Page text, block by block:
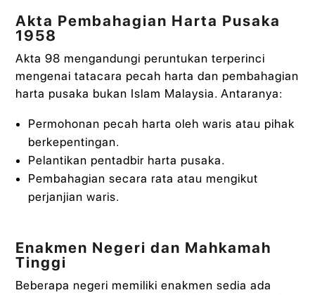
Akta Pembahagian Harta Pusaka
1958
Akta 98 mengandungi peruntukan terperinci
mengenai tatacara pecah harta dan pembahagian
harta pusaka bukan Islam Malaysia. Antaranya:
Permohonan pecah harta oleh waris atau pihak
berkepentingan.
Pelantikan pentadbir harta pusaka.
Pembahagian secara rata atau mengikut
perjanjian waris.
Enakmen Negeri dan Mahkamah
Tinggi
Beberapa negeri memiliki enakmen sedia ada